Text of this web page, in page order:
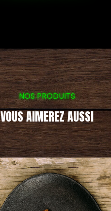
NOS PRODUITS
VOUS AIMEREZ AUSSI